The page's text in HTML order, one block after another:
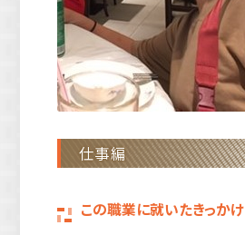
仕事編
この職業に就いたきっかけ